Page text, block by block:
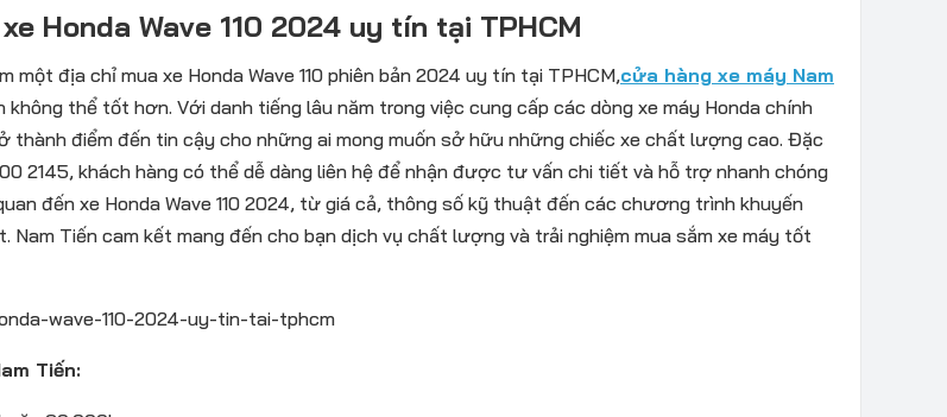
Honda Wave 110 2024 uy tín tại TPHCM
một địa chỉ mua xe Honda Wave 110 phiên bản 2024 uy tín tại TPHCM,cửa hàng xe máy Nam
không thể tốt hơn. Với danh tiếng lâu năm trong việc cung cấp các dòng xe máy Honda chính
thành điểm đến tin cậy cho những ai mong muốn sở hữu những chiếc xe chất lượng cao. Đặc
2145, khách hàng có thể dễ dàng liên hệ để nhận được tư vấn chi tiết và hỗ trợ nhanh chóng
đến xe Honda Wave 110 2024, từ giá cả, thông số kỹ thuật đến các chương trình khuyến
Nam Tiến cam kết mang đến cho bạn dịch vụ chất lượng và trải nghiệm mua sắm xe máy tốt
Tiến: